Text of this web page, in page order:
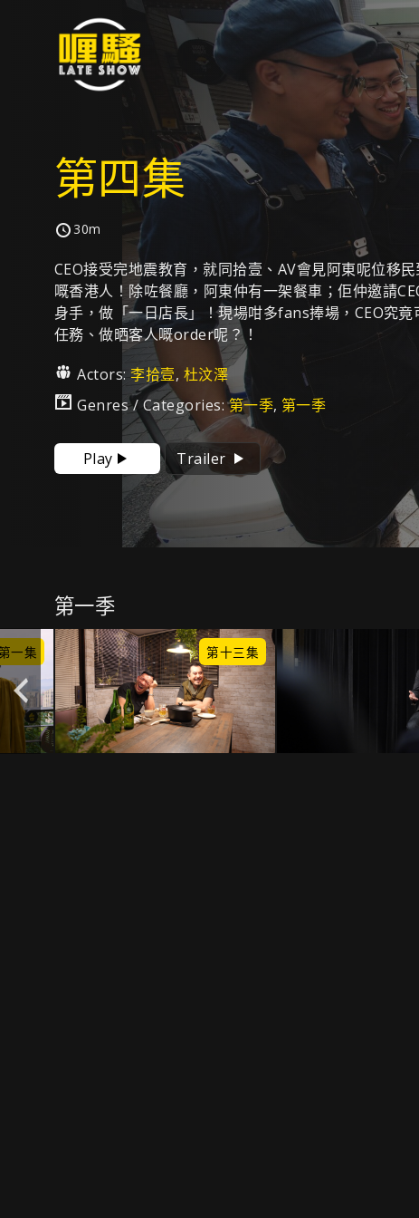
第四集
30m
CEO接受完地震教育，就同拾壹、AV會見阿東呢位移
嘅香港人！除咗餐廳，阿東仲有一架餐車；佢仲邀請
身手，做「一日店長」！現場咁多fans捧場，CEO究竟
任務、做晒客人嘅order呢？！
Actors: 李拾壹, 杜汶澤
Genres / Categories:第一季, 第一季
Play Trailer
第一季
一集 第十三集